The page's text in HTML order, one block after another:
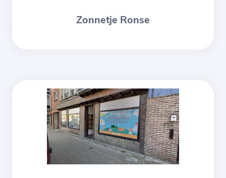
Zonnetje Ronse